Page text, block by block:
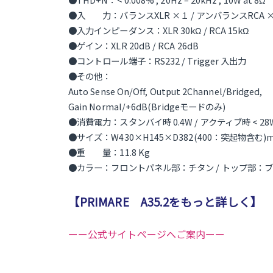
●入 力：バランスXLR ×１ / アンバランスRCA
●入力インピーダンス：XLR 30kΩ / RCA 15kΩ
●ゲイン：XLR 20dB / RCA 26dB
●コントロール端子：RS232 / Trigger 入出力
●その他：
Auto Sense On/Off, Output 2Channel/Bridged,
Gain Normal/+6dB(Bridgeモードのみ)
●消費電力：スタンバイ時 0.4W / アクティブ時 <
●サイズ：W430×H145×D382(400：突起物含む
●重 量：11.8 Kg
●カラー：フロントパネル部：チタン / トップ部：
【PRIMARE A35.2をもっと詳しく】
ーー公式サイトページへご案内ーー